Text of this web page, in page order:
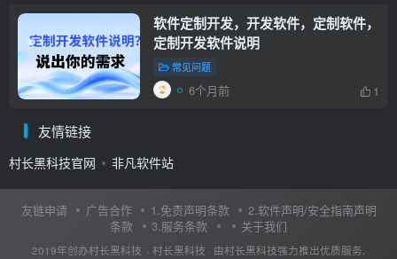
软件定制开发，开发软件，定制软件，
定制开发软件说明
常见问题
6个月前 1
友情链接
村长黑科技官网 非凡软件站
友链申请 广告合作 1.免责声明条款
2.软件声明/安全指南声明
条款
3.服务条款 关于我们
2019年创办村长黑科技 · 村长黑科技 · 由村长黑科技强力推出优质服务.